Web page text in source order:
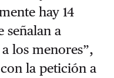
hay 14
señalan a
los menores”,
la petición a